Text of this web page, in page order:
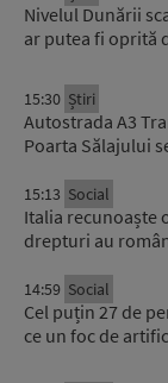
Nivelul Dunării
ar putea fi oprită
15:30 Știri
Autostrada A3
Poarta Sălajului
15:13 Social
Italia recunoaște
drepturi au
14:59 Social
Cel puțin 27 de
ce un foc de